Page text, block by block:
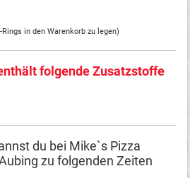
in den Warenkorb zu legen)
folgende Zusatzstoffe
du bei Mike`s Pizza
zu folgenden Zeiten